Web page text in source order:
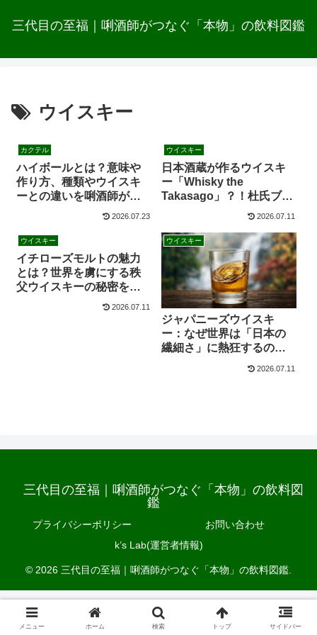
三代目の至福｜唎酒師がつなぐ「本物」の飲料図鑑
ウイスキー
カクテル
ハイボールとは？意味や
作り方、種類やウイスキ
ーとの違いを唎酒師が解
2026.07.23
ウイスキー
日本酒蔵が作るウイスキ
ー「Whisky the
Takasago」？！杜氏ブレ
2026.07.11
ウイスキー
イチローズモルトの魅力
とは？世界を虜にする秩
父ウイスキーの秘密を唎
2026.07.11
ウイスキー
ジャパニーズウイスキ
ー：なぜ世界は「日本の
繊細さ」に熱狂するの
2026.07.11
三代目の至福｜唎酒師がつなぐ「本物」の飲料図
鑑
プライバシーポリシー
お問い合わせ
k’s Lab(運営者情報)
© 2026 三代目の至福｜唎酒師がつなぐ「本物」の飲料図鑑.
メニュー ホーム 検索 トップ サイドバー